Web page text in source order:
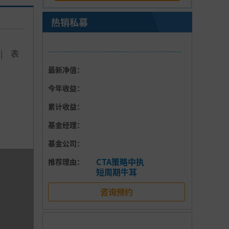
热销私募
最新净值：
今年收益：
累计收益：
基金经理：
基金公司：
推荐理由：
CTA策略中执
短周期牛耳
咨询预约
| 表